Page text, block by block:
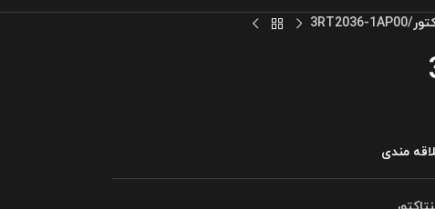
3RT2036-1AP00
مندی